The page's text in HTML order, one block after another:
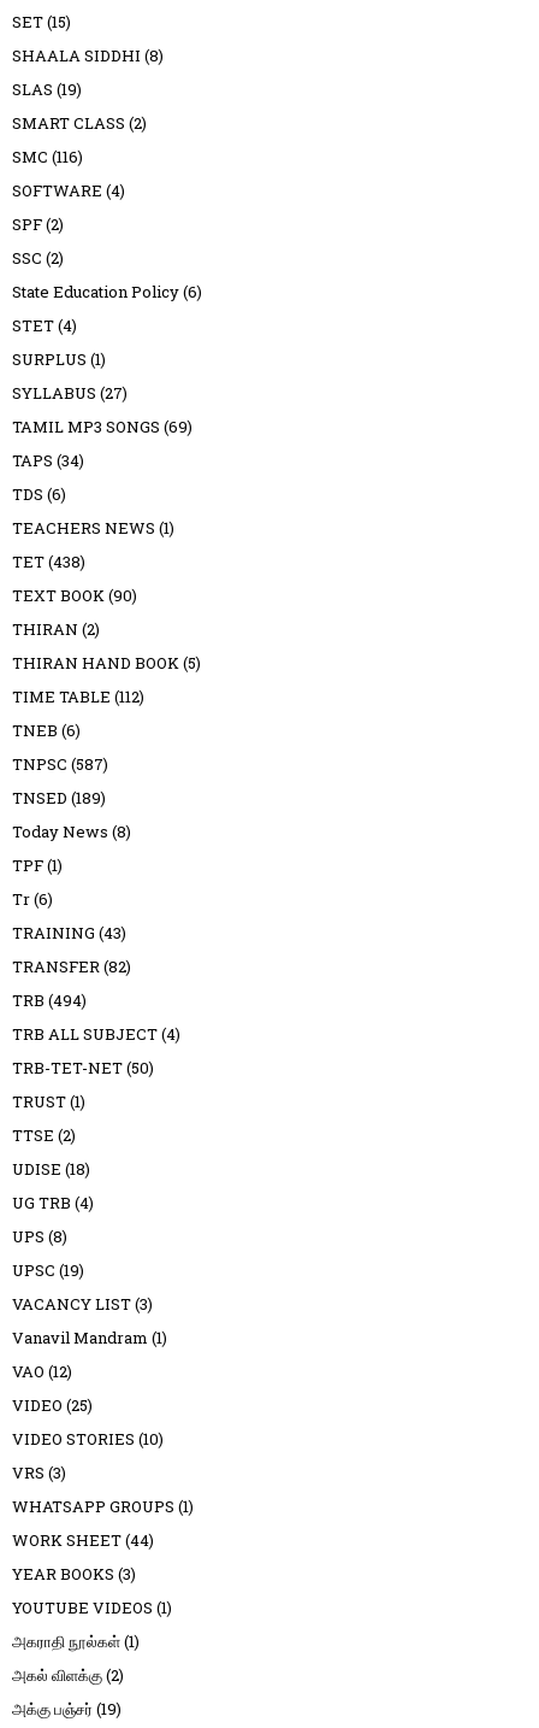
SET(15)
SHAALA SIDDHI (8)
SLAS (19)
SMART CLASS (2)
SMC (116)
SOFTWARE (4)
SPF(2)
SSC (2)
State Education Policy(6)
STET(4)
SURPLUS (1)
SYLLABUS (27)
TAMIL MP3 SONGS (69)
TAPS (34)
TDS (6)
TEACHERS NEWS (1)
TET(438)
TEXT BOOK(90)
THIRAN (2)
THIRAN HAND BOOK(5)
TIME TABLE (112)
TNEB (6)
TNPSC (587)
TNSED (189)
Today News (8)
TPF(1)
Tr(6)
TRAINING (43)
TRANSFER(82)
TRB (494)
TRB ALL SUBJECT(4)
TRB-TET-NET(50)
TRUST(1)
TTSE (2)
UDISE (18)
UG TRB (4)
UPS (8)
UPSC (19)
VACANCY LIST(3)
Vanavil Mandram (1)
VAO (12)
VIDEO (25)
VIDEO STORIES (10)
VRS (3)
WHATSAPP GROUPS (1)
WORK SHEET(44)
YEAR BOOKS (3)
YOUTUBE VIDEOS (1)
அகராதி நூல்கள்(1)
அகல் விளக்கு(2)
அக்கு பஞ்சர் (19)